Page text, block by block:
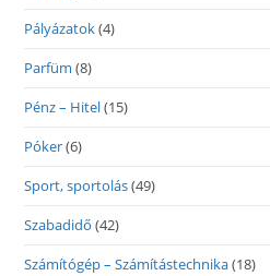
Pályázatok(4)
Parfüm (8)
Pénz – Hitel(15)
Póker(6)
Sport, sportolás(49)
Szabadidő (42)
Számítógép – Számítástechnika(18)